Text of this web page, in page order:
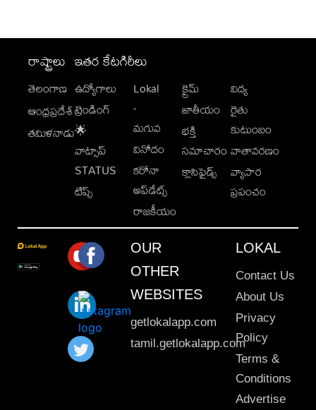
రాష్ట్రాలు
తెలంగాణ
ఆంధ్రప్రదేశ్
తమిళనాడు
ఇతర కేటగిరీలు
ఉద్యోగాలు
ట్రెండింగ్
🌟
వాట్సాప్
STATUS
టిప్స్
Lokal
-
మగువ
వినోదం
కరోనా
అప్‌డేట్స్
రాజకీయం
క్రైమ్
జాతీయం
భక్తి
సమాచారం
క్లాసిఫైడ్స్
విద్య
రైతు
కుటుంబం
వాతావరణం
వ్యాపార
ప్రపంచం
OUR
OTHER
WEBSITES
getlokalapp.com
tamil.getlokalapp.com
LOKAL
Contact Us
About Us
Privacy
Policy
Terms &
Conditions
Advertise